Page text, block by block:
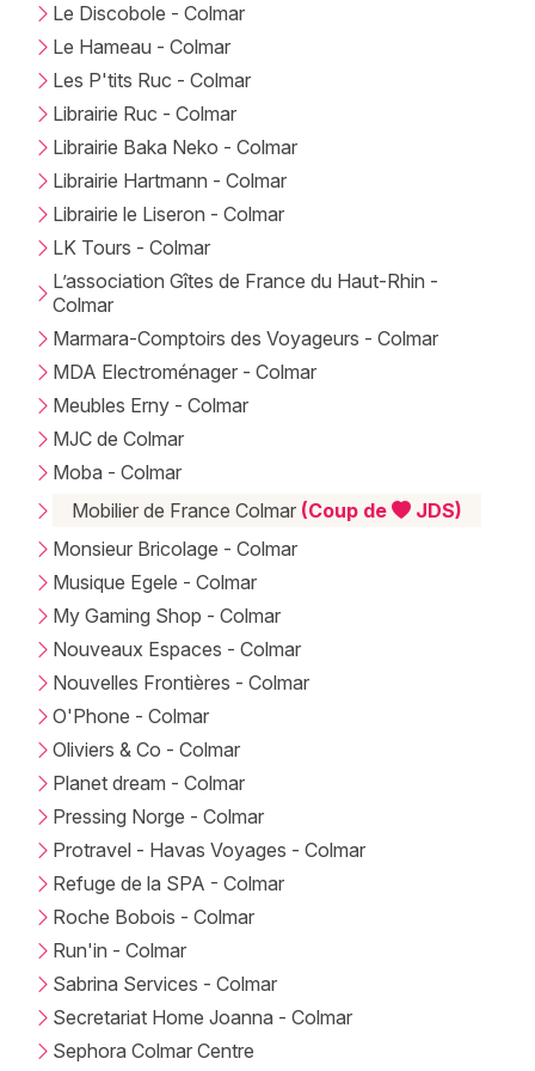
Le Discobole - Colmar
Le Hameau - Colmar
Les P'tits Ruc - Colmar
Librairie Ruc - Colmar
Librairie Baka Neko - Colmar
Librairie Hartmann - Colmar
Librairie le Liseron - Colmar
LK Tours - Colmar
L’association Gîtes de France du Haut-Rhin -
Colmar
Marmara-Comptoirs des Voyageurs - Colmar
MDA Electroménager - Colmar
Meubles Erny - Colmar
MJC de Colmar
Moba - Colmar
Mobilier de France Colmar (Coup de
JDS)
Monsieur Bricolage - Colmar
Musique Egele - Colmar
My Gaming Shop - Colmar
Nouveaux Espaces - Colmar
Nouvelles Frontières - Colmar
O'Phone - Colmar
Oliviers & Co - Colmar
Planet dream - Colmar
Pressing Norge - Colmar
Protravel - Havas Voyages - Colmar
Refuge de la SPA - Colmar
Roche Bobois - Colmar
Run'in - Colmar
Sabrina Services - Colmar
Secretariat Home Joanna - Colmar
Sephora Colmar Centre